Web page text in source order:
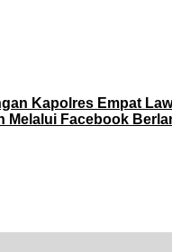
Kapolres Empat
Melalui Facebook